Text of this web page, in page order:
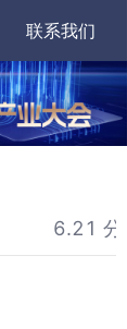
联系我们
6.21 分